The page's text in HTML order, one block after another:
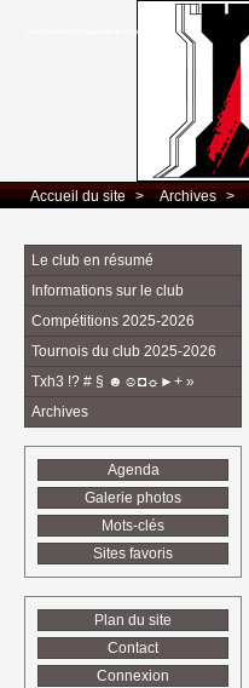
Club d’Echecs Léo Lagrange de Colomiers
Accueil du site > Archives >
Le club en résumé
Informations sur le club
Compétitions 2025-2026
Tournois du club 2025-2026
Txh3 !? # § ☻☺◘☼►+ »
Archives
Agenda
Galerie photos
Mots-clés
Sites favoris
Plan du site
Contact
Connexion